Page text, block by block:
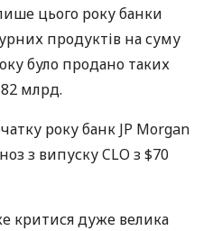
цього року банки
продуктів на суму
було продано таких
млрд.
року банк JP Morgan
з випускуCLO з $70
критися дуже велика